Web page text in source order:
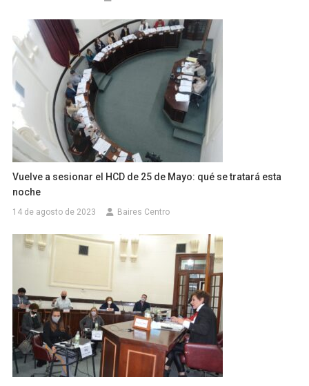
Vuelve a sesionar el HCD de 25 de Mayo: qué se tratará esta
noche
14 de agosto de 2023 Baires Centro